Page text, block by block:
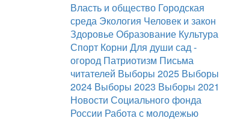
Власть и общество Городская
среда Экология Человек и закон
ЗдоровьеОбразование Культура
Спорт Корни Для души сад -
огород Патриотизм Письма
читателей Выборы 2025 Выборы
2024 Выборы 2023 Выборы 2021
Новости Социального фонда
России Работа с молодежью